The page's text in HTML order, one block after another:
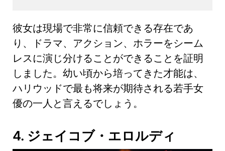
彼女は現場で非常に信頼できる存在であ
り、ドラマ、アクション、ホラーをシーム
レスに演じ分けることができることを証明
しました。幼い頃から培ってきた才能は、
ハリウッドで最も将来が期待される若手女
優の一人と言えるでしょう。
4. ジェイコブ・エロルディ